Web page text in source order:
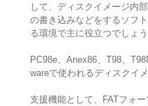
して、ディスクイメージ内
の書き込みなどをするソフ
る環境で主に役立つでしょう
PC98e、Anex86、T98、
wareで使われるディスクイ
支援機能として、FATフォ